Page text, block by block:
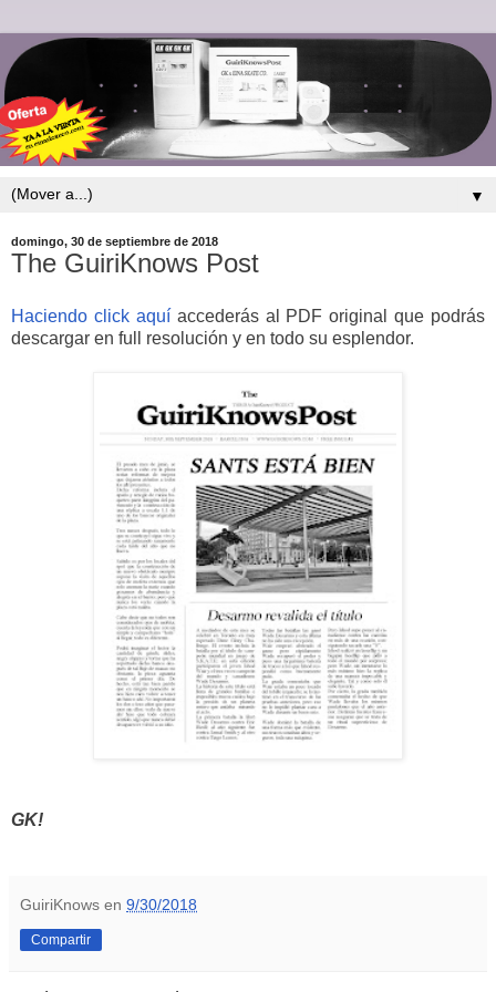
▼
domingo, 30 de septiembre de 2018
The GuiriKnows Post
Haciendo click aquíaccederás al PDF original que podrás
descargar en full resolución y en todo su esplendor.
GK!
GuiriKnows en 9/30/2018
Compartir